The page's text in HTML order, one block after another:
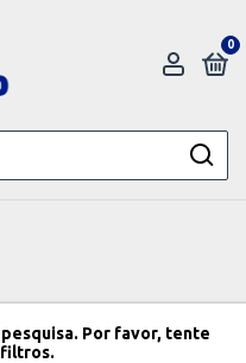
0
Por favor, tente
filtros.